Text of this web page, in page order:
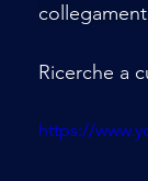
Ricerche a
https://